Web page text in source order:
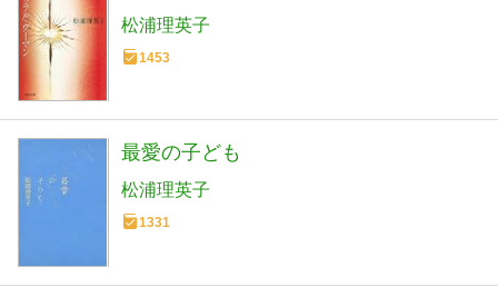
松浦理英子
1453
最愛の子ども
松浦理英子
1331